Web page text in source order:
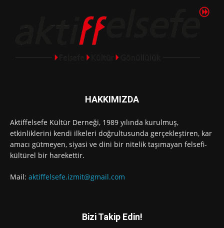
HAKKIMIZDA
Aktiffelsefe Kültür Derneği, 1989 yılında kurulmuş,
etkinliklerini kendi ilkeleri doğrultusunda gerçekleştiren, kar
amacı gütmeyen, siyasi ve dini bir nitelik taşımayan felsefi-
kültürel bir harekettir.
Mail: aktiffelsefe.izmit@gmail.com
Bizi Takip Edin!